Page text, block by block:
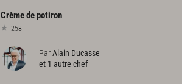
Crèmedepotiron
258
ParAlain Ducasse
et 1 autre chef